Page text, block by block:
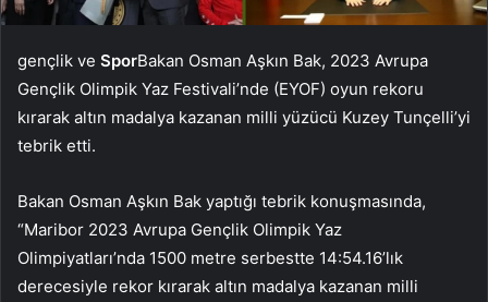
gençlik ve SporBakan Osman Aşkın Bak, 2023 Avrupa
Gençlik Olimpik Yaz Festivali’nde (EYOF) oyun rekoru
kırarak altın madalya kazanan milli yüzücü Kuzey Tunçelli’yi
tebrik etti.
Bakan Osman Aşkın Bak yaptığı tebrik konuşmasında,
“Maribor 2023 Avrupa Gençlik Olimpik Yaz
Olimpiyatları’nda 1500 metre serbestte 14:54.16’lık
derecesiyle rekor kırarak altın madalya kazanan milli